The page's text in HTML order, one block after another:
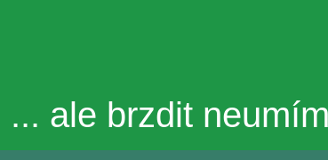
... ale brzdit